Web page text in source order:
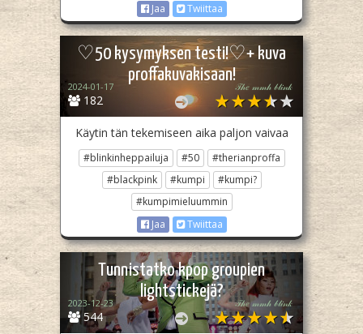
Jaa
Twiittaa
♡50 kysymyksen testi!♡+ kuva
proffakuvakisaan!
182
2024-01-17 𝒯𝒽𝑒 𝓂𝓂𝒽 𝒷𝓁𝒾𝓃𝓀
Käytin tän tekemiseen aika paljon vaivaa
#blinkinheppailuja #50
#therianproffa
#blackpink
#kumpi
#kumpi?
#kumpimieluummin
Jaa
Twiittaa
Tunnistatko kpop groupien
lightstickejä?
544
2023-12-23 𝒯𝒽𝑒 𝓂𝓂𝒽 𝒷𝓁𝒾𝓃𝓀